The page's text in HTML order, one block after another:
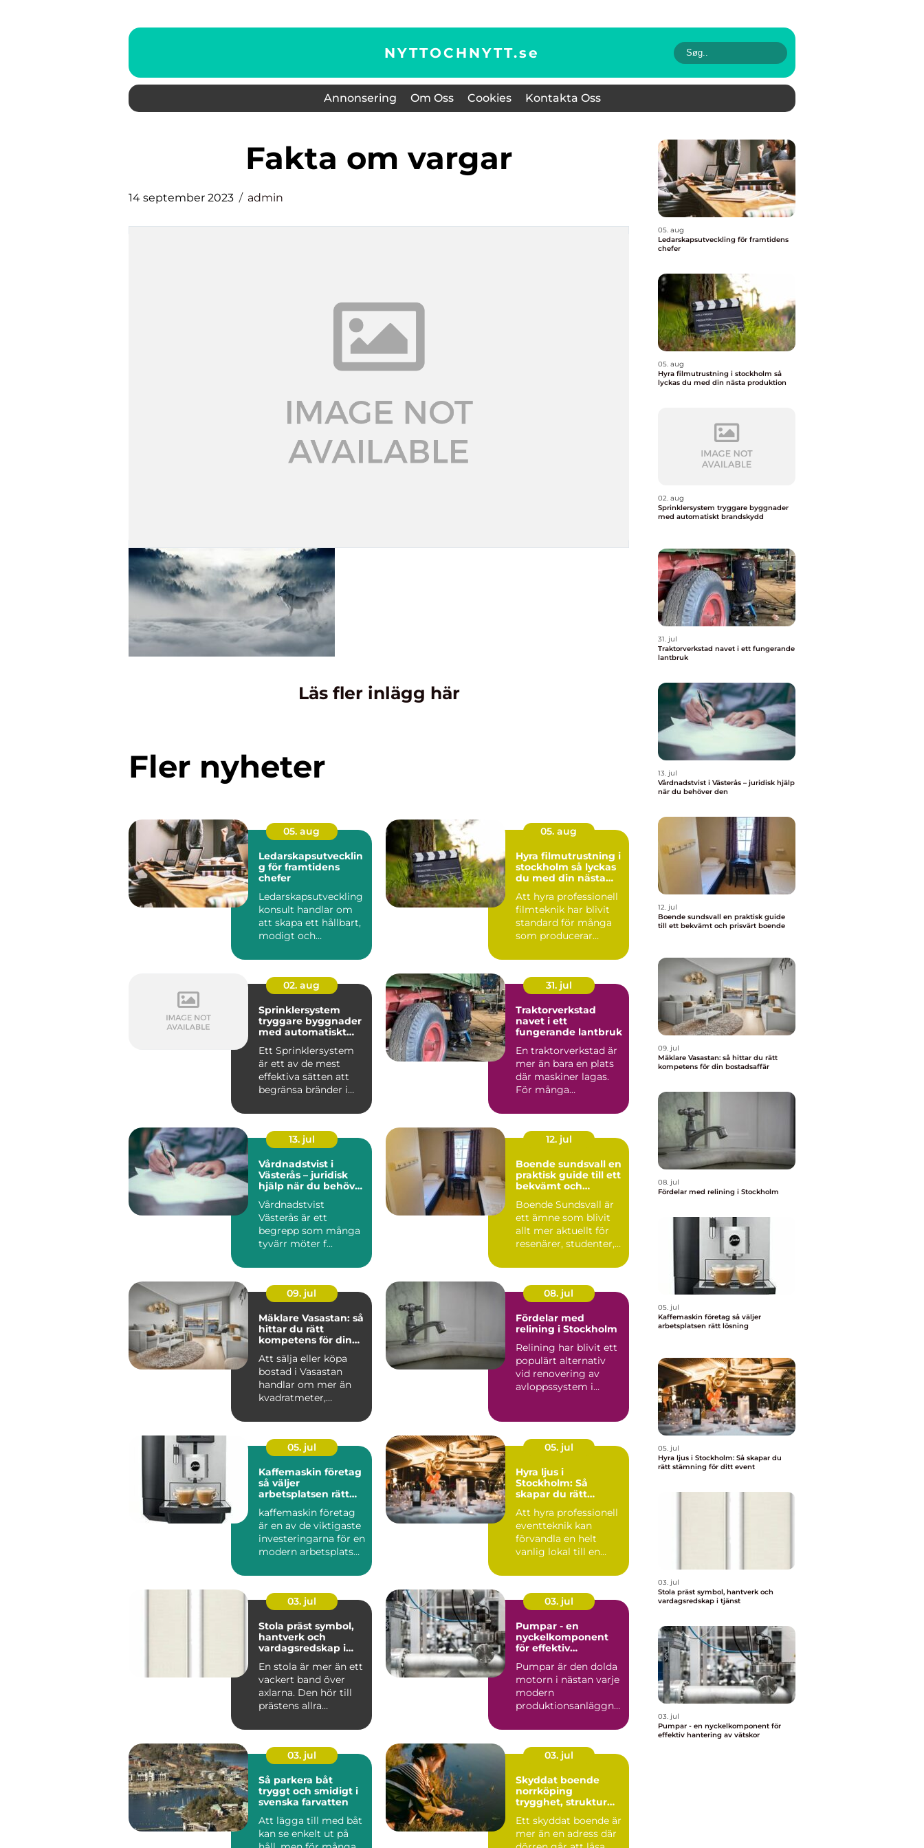
NYTTOCHNYTT.se
Annonsering Om Oss Cookies Kontakta Oss
fakta om vargar
14 september 2023 admin
Läs fler inlägg här
Fler nyheter
05. aug
Ledarskapsutvecklin
g för framtidens
chefer
Ledarskapsutveckling
konsult handlar om
att skapa ett hållbart,
modigt och
05. aug
Hyra filmutrustning i
stockholm så lyckas
du med din nästa
Att hyra professionell
filmteknik har blivit
standard för många
som producerar
webbvideo...
02. aug
Sprinklersystem
tryggare byggnader
med automatiskt
Ett Sprinklersystem
är ett av de mest
effektiva sätten att
begränsa bränder i
up...
31. jul
Traktorverkstad
navet i ett
fungerande lantbruk
En traktorverkstad är
mer än bara en plats
där maskiner lagas.
För många
hjärtat ...
13. jul
Vårdnadstvist i
Västerås – juridisk
hjälp när du behöver
Vårdnadstvist
Västerås är ett
begrepp som många
tyvärr möter f...
12. jul
Boende sundsvall en
praktisk guide till ett
bekvämt och
Boende Sundsvall är
ett ämne som blivit
allt mer aktuellt för
resenärer, studenter,
09. jul
Mäklare Vasastan: så
hittar du rätt
kompetens för din
Att sälja eller köpa
bostad i Vasastan
handlar om mer än
kvadratmeter,
08. jul
Fördelar med
relining i Stockholm
Relining har blivit ett
populärt alternativ
vid renovering av
avloppssystem i
05. jul
Kaffemaskin företag
så väljer
arbetsplatsen rätt
kaffemaskin företag
är en av de viktigaste
investeringarna för en
modern arbetsplats
05. jul
Hyra ljus i
Stockholm: Så
skapar du rätt
event
Att hyra professionell
eventteknik kan
förvandla en helt
vanlig lokal till en
03. jul
Stola präst symbol,
hantverk och
vardagsredskap i
En stola är mer än ett
vackert band över
axlarna. Den hör till
prästens allra
03. jul
Pumpar - en
nyckelkomponent
för effektiv
Pumpar är den dolda
motorn i nästan varje
modern
produktionsanläggni
03. jul
Så parkera båt
tryggt och smidigt i
svenska farvatten
Att lägga till med båt
kan se enkelt ut på
03. jul
Skyddat boende
norrköping
trygghet, struktur
Ett skyddat boende är
mer än en adress där
05. aug
Ledarskapsutveckling för framtidens
chefer
05. aug
Hyra filmutrustning i stockholm så
lyckas du med din nästa produktion
02. aug
Sprinklersystem tryggare byggnader
med automatiskt brandskydd
31. jul
Traktorverkstad navet i ett fungerande
lantbruk
13. jul
Vårdnadstvist i Västerås – juridisk hjälp
när du behöver den
12. jul
Boende sundsvall en praktisk guide
till ett bekvämt och prisvärt boende
09. jul
Mäklare Vasastan: så hittar du rätt
kompetens för din bostadsaffär
08. jul
Fördelar med relining i Stockholm
05. jul
Kaffemaskin företag så väljer
arbetsplatsen rätt lösning
05. jul
Hyra ljus i Stockholm: Så skapar du
rätt stämning för ditt event
03. jul
Stola präst symbol, hantverk och
vardagsredskap i tjänst
03. jul
Pumpar - en nyckelkomponent för
effektiv hantering av vätskor